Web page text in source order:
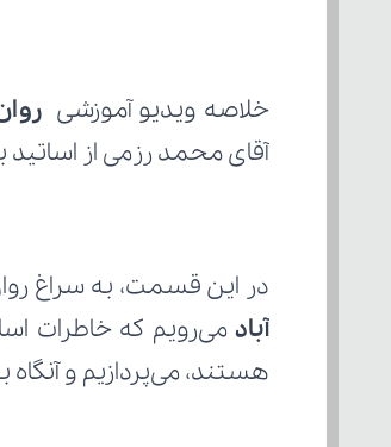
خلاصه ویدیو آموزشی
آقای محمد رزمی از اساتید
در این قسمت، به سراغ
آباد
هستند، می‌پردازیم و